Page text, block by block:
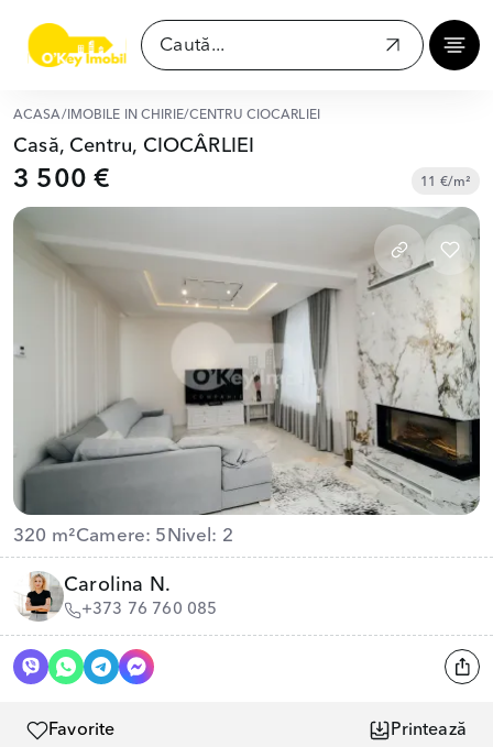
ACASĂ/ IMOBILE ÎN CHIRIE/CENTRU CIOCÂRLIEI
Casă, Centru, CIOCÂRLIEI
3 500 € 11 €/m²
320 m²Camere: 5 Nivel: 2
Carolina N.
+373 76 760 085
Favorite Printează